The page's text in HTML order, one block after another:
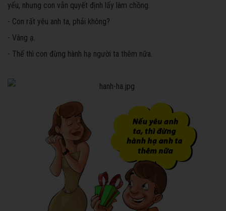
yếu, nhưng con vẫn quyết định lấy làm chồng.
- Con rất yêu anh ta, phải không?
- Vâng ạ.
- Thế thì con đừng hành hạ người ta thêm nữa.